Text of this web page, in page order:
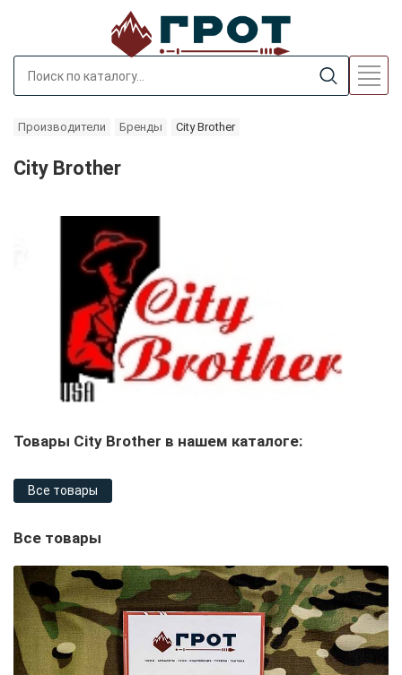
Производители Бренды City Brother
City Brother
Товары City Brother в нашем каталоге:
Все товары
Все товары